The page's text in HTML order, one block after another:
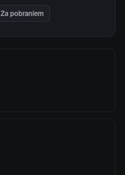
Za pobraniem